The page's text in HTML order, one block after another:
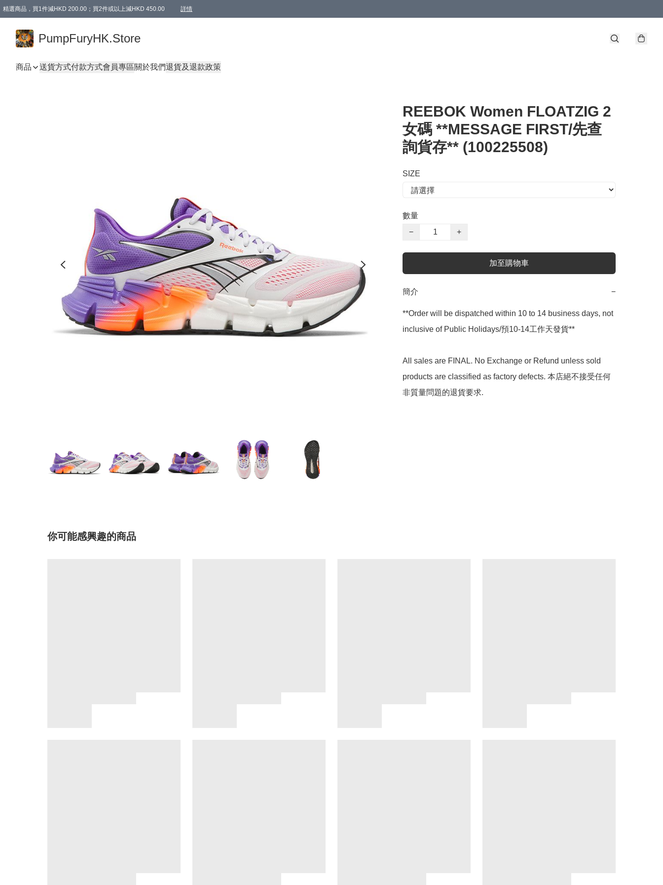
精選商品，買1件減HKD 200.00；買2件或以上減HKD 450.00 詳情
PumpFuryHK.Store
商品 送貨方式付款方式會員專區關於我們退貨及退款政策
REEBOK Women FLOATZIG 2
女碼 **MESSAGE FIRST/先查
詢貨存** (100225508)
SIZE
數量
−
+
加至購物車
簡介 −
**Order will be dispatched within 10 to 14 business days, not
inclusive of Public Holidays/預10-14工作天發貨**
All sales are FINAL. No Exchange or Refund unless sold
products are classified as factory defects. 本店絕不接受任何
非質量問題的退貨要求.
你可能感興趣的商品